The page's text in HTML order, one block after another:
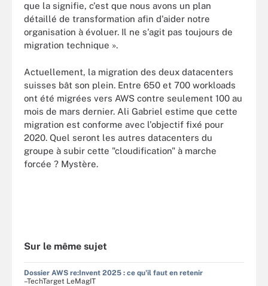
que la signifie, c'est que nous avons un plan
détaillé de transformation afin d'aider notre
organisation à évoluer. Il ne s'agit pas toujours de
migration technique ».
Actuellement, la migration des deux datacenters
suisses bât son plein. Entre 650 et 700 workloads
ont été migrées vers AWS contre seulement 100 au
mois de mars dernier. Ali Gabriel estime que cette
migration est conforme avec l'objectif fixé pour
2020. Quel seront les autres datacenters du
groupe à subir cette "cloudification" à marche
forcée ? Mystère.
Sur le même sujet
Dossier AWS re:Invent 2025 : ce qu'il faut en retenir
–TechTarget LeMagIT